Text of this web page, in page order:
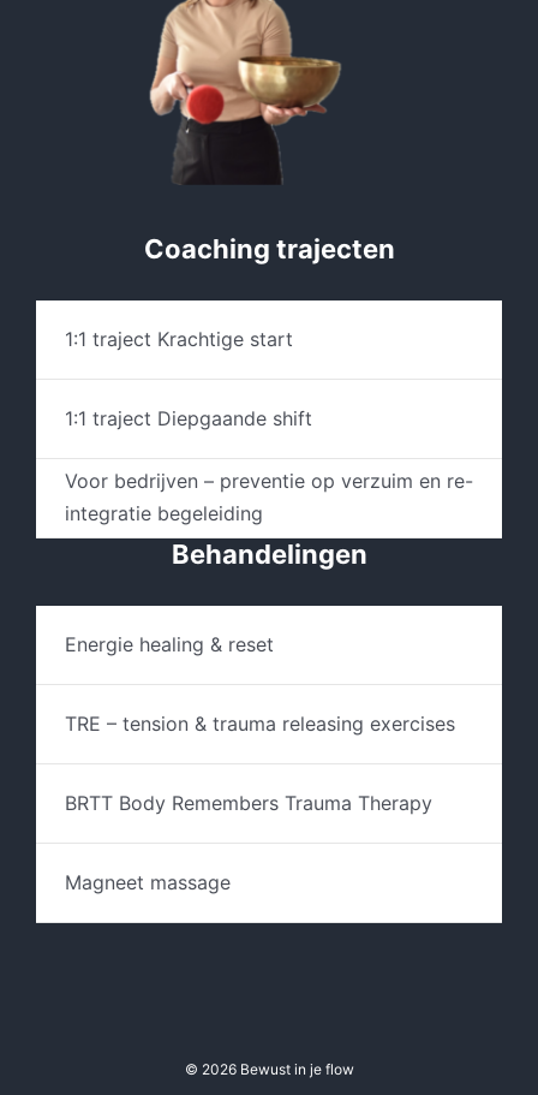
Coaching trajecten
1:1 traject Krachtige start
1:1 traject Diepgaande shift
Voor bedrijven – preventie op verzuim en re-
integratie begeleiding
Behandelingen
Energie healing & reset
TRE – tension & trauma releasing exercises
BRTT Body Remembers Trauma Therapy
Magneet massage
© 2026 Bewust in je flow